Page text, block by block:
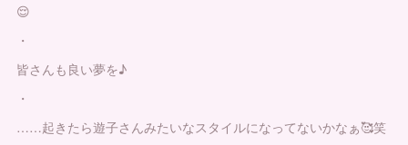
😌
・
皆さんも良い夢を♪
・
……起きたら遊子さんみたいなスタイルになってないかなぁ🥰笑